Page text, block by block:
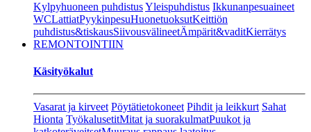
Kylpyhuoneen puhdistusYleispuhdistus Ikkunanpesuaineet
WCLattiatPyykinpesuHuonetuoksutKeittiön
puhdistus&tiskausSiivousvälineetÄmpärit&vaditKierrätys
REMONTOINTIIN
Käsityökalut
Vasarat ja kirveet Pöytätietokoneet Pihdit ja leikkurt Sahat
Hionta TyökalusetitMitat ja suorakulmatPuukot ja